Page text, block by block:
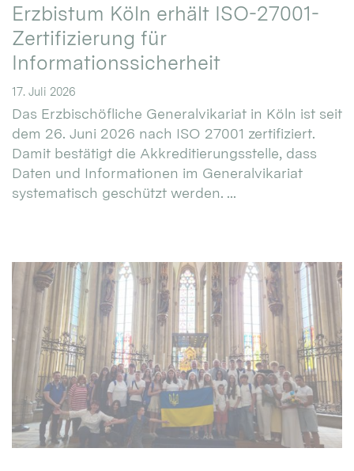
Erzbistum Köln erhält ISO-27001-
Zertifizierung für
Informationssicherheit
17. Juli 2026
Das Erzbischöfliche Generalvikariat in Köln ist seit
dem 26. Juni 2026 nach ISO 27001 zertifiziert.
Damit bestätigt die Akkreditierungsstelle, dass
Daten und Informationen im Generalvikariat
systematisch geschützt werden. ...